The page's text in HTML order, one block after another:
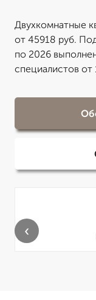
Двухкомнатные
от 45918 руб.
по 2026
специалистов от
‹